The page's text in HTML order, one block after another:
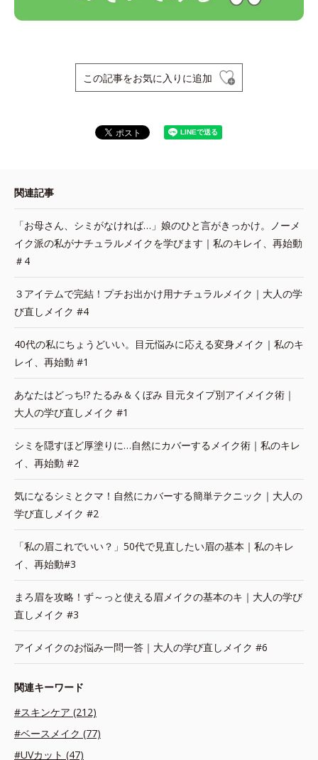
この記事をお気に入りに追加
関連記事
「お母さん、シミがなければ…」娘のひと言がきっかけ。ノーメ
イク派の私がナチュラルメイクを学びます｜私のキレイ、再始動
＃4
３アイテムで完結！プチお出かけ用ナチュラルメイク｜大人の学
び直しメイク #4
40代の私にちょうどいい。目元悩みに応える変身メイク｜私のキ
レイ、再始動 #1
あなたはどっち!? たるみ＆くぼみ 目元タイプ別アイメイク術｜
大人の学び直しメイク #1
シミを隠すほど厚塗りに…自然にカバーするメイク術｜私のキレ
イ、再始動 #2
気になるシミとクマ！自然にカバーする簡単テクニック｜大人の
学び直しメイク #2
「私の眉これでいい？」50代で見直したい眉の基本｜私のキレ
イ、再始動#3
まろ眉を攻略！ず～っと使える眉メイクの基本のキ｜大人の学び
直しメイク #3
アイメイクのお悩み一問一答｜大人の学び直しメイク #6
関連キーワード
#スキンケア (212)
#ベースメイク (77)
#UVカット (47)